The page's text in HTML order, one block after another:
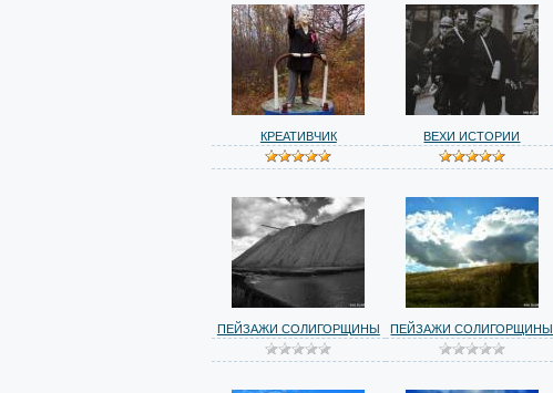
КРЕАТИВЧИК ВЕХИ ИСТОРИИ
ПЕЙЗАЖИ СОЛИГОРЩИНЫ ПЕЙЗАЖИ СОЛИГОРЩИНЫ